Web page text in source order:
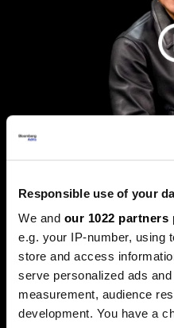
Responsible use of your
We and our 1022 partners
e.g. your IP-number, using
store and access
serve personalized ads
measurement, audience
development. You have a
Дали
ком балон,
што планира
Пазарите оваа недела
прашања. Технолошкиот
границата на пазарна
долари, поттикнувајќи
златото, по рекордните